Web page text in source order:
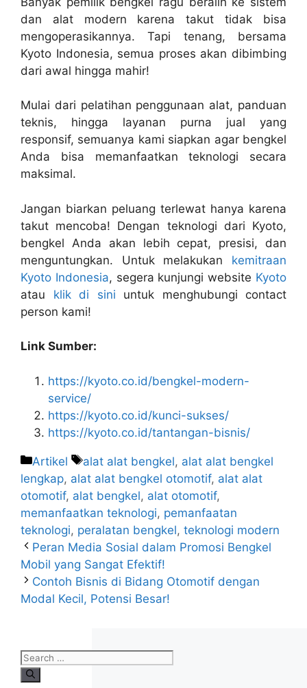
dan alat modern karena takut tidak bisa
mengoperasikannya. Tapi tenang, bersama
Kyoto Indonesia, semua proses akan dibimbing
dari awal hingga mahir!
Mulai dari pelatihan penggunaan alat, panduan
teknis, hingga layanan purna jual yang
responsif, semuanya kami siapkan agar bengkel
Anda bisa memanfaatkan teknologi secara
maksimal.
Jangan biarkan peluang terlewat hanya karena
takut mencoba! Dengan teknologi dari Kyoto,
bengkel Anda akan lebih cepat, presisi, dan
menguntungkan. Untuk melakukan kemitraan
Kyoto Indonesia, segera kunjungi website Kyoto
atau klik di sini untuk menghubungi contact
person kami!
Link Sumber:
https://kyoto.co.id/bengkel-modern-
service/
https://kyoto.co.id/kunci-sukses/
https://kyoto.co.id/tantangan-bisnis/
Artikel alat alat bengkel, alat alat bengkel
lengkap, alat alat bengkel otomotif, alat alat
otomotif, alat bengkel, alat otomotif,
memanfaatkan teknologi, pemanfaatan
teknologi, peralatan bengkel, teknologi modern
Peran Media Sosial dalam Promosi Bengkel
Mobil yang Sangat Efektif!
Contoh Bisnis di Bidang Otomotif dengan
Modal Kecil, Potensi Besar!